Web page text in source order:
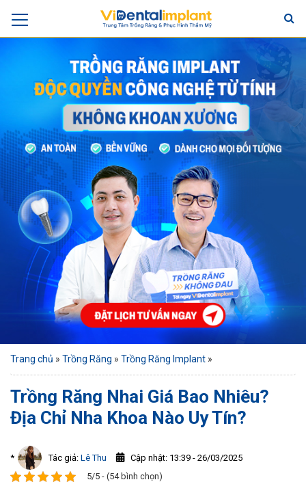
Trang chủ » Trồng Răng » Trồng Răng Implant »
Trồng Răng Nhai Giá Bao Nhiêu?
Địa Chỉ Nha Khoa Nào Uy Tín?
* Tác giả: Lê Thu
Cập nhật: 13:39 - 26/03/2025
5/5 - (54 bình chọn)